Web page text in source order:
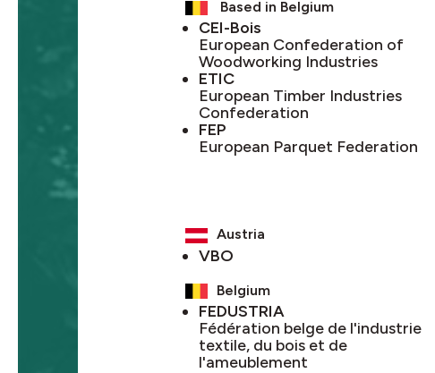
Based in Belgium
CEI-Bois
European Confederation of
Woodworking Industries
ETIC
European Timber Industries
Confederation
FEP
European Parquet Federation
Austria
VBO
Belgium
FEDUSTRIA
Fédération belge de l'industrie
textile, du bois et de
l'ameublement